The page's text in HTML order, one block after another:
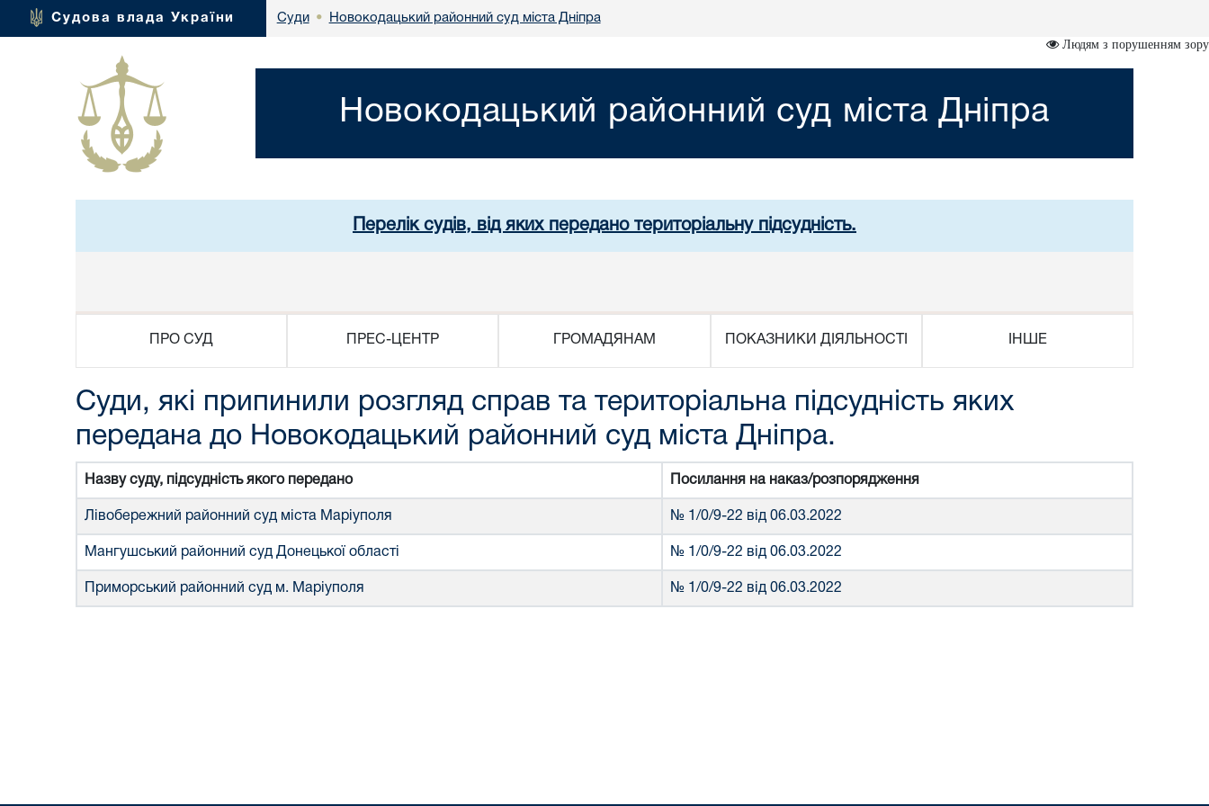
Судова влада України Суди • Новокодацький районний суд міста Дніпра
Людям з порушенням зору
Новокодацький районний суд міста Дніпра
Перелік судів, від яких передано територіальну підсудність.
ПРО СУД ПРЕС-ЦЕНТР ГРОМАДЯНАМ ПОКАЗНИКИ ДІЯЛЬНОСТІ ІНШЕ
Суди, які припинили розгляд справ та територіальна підсудність яких
передана до Новокодацький районний суд міста Дніпра.
Назву суду, підсудність якого передано Посилання на наказ/розпорядження
Лівобережний районний суд міста Маріуполя № 1/0/9-22 від 06.03.2022
Мангушський районний суд Донецької області № 1/0/9-22 від 06.03.2022
Приморський районний суд м. Маріуполя № 1/0/9-22 від 06.03.2022